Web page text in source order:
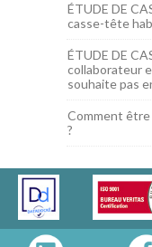
ÉTUDE DE
casse-tête
ÉTUDE DE
collaborateur
souhaite pas
Comment être
?